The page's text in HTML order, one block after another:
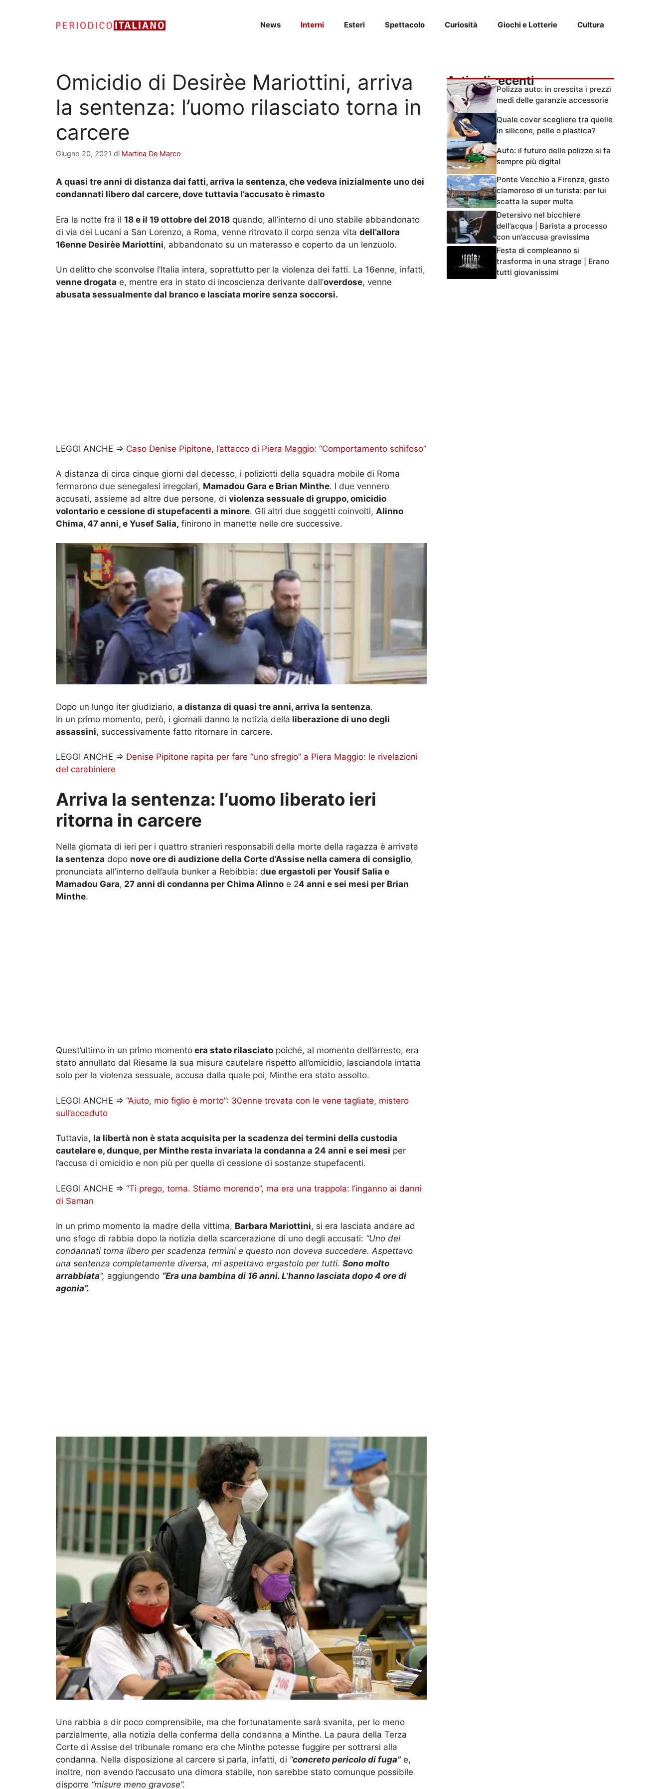
News Interni Esteri Spettacolo Curiosità Giochi e Lotterie Cultura
Omicidio di Desirèe Mariottini, arriva
la sentenza: l’uomo rilasciato torna in
carcere
Giugno 20, 2021 di Martina De Marco
A quasi tre anni di distanza dai fatti, arriva la sentenza, che vedeva inizialmente uno dei
condannati libero dal carcere, dove tuttavia l’accusato è rimasto
Era la notte fra il 18 e il 19 ottobre del 2018 quando, all’interno di uno stabile abbandonato
di via dei Lucani a San Lorenzo, a Roma, venne ritrovato il corpo senza vita dell’allora
16enne Desirèe Mariottini, abbandonato su un materasso e coperto da un lenzuolo.
Un delitto che sconvolse l’Italia intera, soprattutto per la violenza dei fatti. La 16enne, infatti,
venne drogata e, mentre era in stato di incoscienza derivante dall’overdose, venne
abusata sessualmente dal branco e lasciata morire senza soccorsi.
LEGGI ANCHE => Caso Denise Pipitone, l’attacco di Piera Maggio: “Comportamento schifoso”
A distanza di circa cinque giorni dal decesso, i poliziotti della squadra mobile di Roma
fermarono due senegalesi irregolari, Mamadou Gara e Brian Minthe. I due vennero
accusati, assieme ad altre due persone, di violenza sessuale di gruppo, omicidio
volontario e cessione di stupefacenti a minore. Gli altri due soggetti coinvolti, Alinno
Chima, 47 anni, e Yusef Salia, finirono in manette nelle ore successive.
Dopo un lungo iter giudiziario, a distanza di quasi tre anni, arriva la sentenza.
In un primo momento, però, i giornali danno la notizia della liberazione di uno degli
assassini, successivamente fatto ritornare in carcere.
LEGGI ANCHE => Denise Pipitone rapita per fare “uno sfregio” a Piera Maggio: le rivelazioni
del carabiniere
Arriva la sentenza: l’uomo liberato ieri
ritorna in carcere
Nella giornata di ieri per i quattro stranieri responsabili della morte della ragazza è arrivata
la sentenza dopo nove ore di audizione della Corte d’Assise nella camera di consiglio,
pronunciata all’interno dell’aula bunker a Rebibbia: due ergastoli per Yousif Salia e
Mamadou Gara, 27 anni di condanna per Chima Alinno e 24 anni e sei mesi per Brian
Minthe.
Quest’ultimo in un primo momento era stato rilasciato poiché, al momento dell’arresto, era
stato annullato dal Riesame la sua misura cautelare rispetto all’omicidio, lasciandola intatta
solo per la violenza sessuale, accusa dalla quale poi, Minthe era stato assolto.
LEGGI ANCHE => “Aiuto, mio figlio è morto”: 30enne trovata con le vene tagliate, mistero
sull’accaduto
Tuttavia, la libertà non è stata acquisita per la scadenza dei termini della custodia
cautelare e, dunque, per Minthe resta invariata la condanna a 24 anni e sei mesi per
l’accusa di omicidio e non più per quella di cessione di sostanze stupefacenti.
LEGGI ANCHE => “Ti prego, torna. Stiamo morendo”, ma era una trappola: l’inganno ai danni
di Saman
In un primo momento la madre della vittima, Barbara Mariottini, si era lasciata andare ad
uno sfogo di rabbia dopo la notizia della scarcerazione di uno degli accusati: “Uno dei
condannati torna libero per scadenza termini e questo non doveva succedere. Aspettavo
una sentenza completamente diversa, mi aspettavo ergastolo per tutti. Sono molto
arrabbiata“, aggiungendo “Era una bambina di 16 anni. L’hanno lasciata dopo 4 ore di
agonia”.
Una rabbia a dir poco comprensibile, ma che fortunatamente sarà svanita, per lo meno
parzialmente, alla notizia della conferma della condanna a Minthe. La paura della Terza
Corte di Assise del tribunale romano era che Minthe potesse fuggire per sottrarsi alla
condanna. Nella disposizione al carcere si parla, infatti, di “concreto pericolo di fuga”e,
inoltre, non avendo l’accusato una dimora stabile, non sarebbe stato comunque possibile
disporre “misure meno gravose”.
Articoli recenti
Polizza auto: in crescita i prezzi
medi delle garanzie accessorie
Quale cover scegliere tra quelle
in silicone, pelle o plastica?
Auto: il futuro delle polizze si fa
sempre più digital
Ponte Vecchio a Firenze, gesto
clamoroso di un turista: per lui
scatta la super multa
Detersivo nel bicchiere
dell’acqua | Barista a processo
con un’accusa gravissima
Festa di compleanno si
trasforma in una strage | Erano
tutti giovanissimi